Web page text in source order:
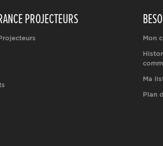
PROJECTEURS
Mon
Ma
Plan